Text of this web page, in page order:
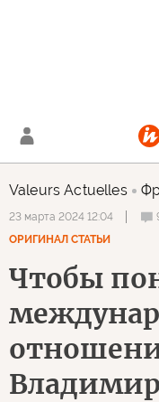
Valeurs Actuelles
23 марта 2024 12:04
ОРИГИНАЛ СТАТЬИ
Чтобы